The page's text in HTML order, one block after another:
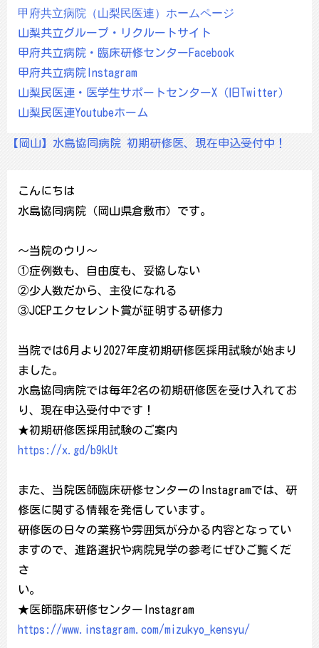
甲府共立病院（山梨民医連）ホームページ
山梨共立グループ・リクルートサイト
甲府共立病院・臨床研修センターFacebook
甲府共立病院Instagram
山梨民医連・医学生サポートセンターX（旧Twitter）
山梨民医連Youtubeホーム
【岡山】水島協同病院 初期研修医、現在申込受付中！
こんにちは
水島協同病院（岡山県倉敷市）です。
～当院のウリ～
①症例数も、自由度も、妥協しない
②少人数だから、主役になれる
③JCEPエクセレント賞が証明する研修力
当院では6月より2027年度初期研修医採用試験が始まり
ました。
水島協同病院では毎年2名の初期研修医を受け入れてお
り、現在申込受付中です！
★初期研修医採用試験のご案内
https://x.gd/b9kUt
また、当院医師臨床研修センターのInstagramでは、研
修医に関する情報を発信しています。
研修医の日々の業務や雰囲気が分かる内容となってい
ますので、進路選択や病院見学の参考にぜひご覧くだ
さ
い。
★医師臨床研修センターInstagram
https://www.instagram.com/mizukyo_kensyu/